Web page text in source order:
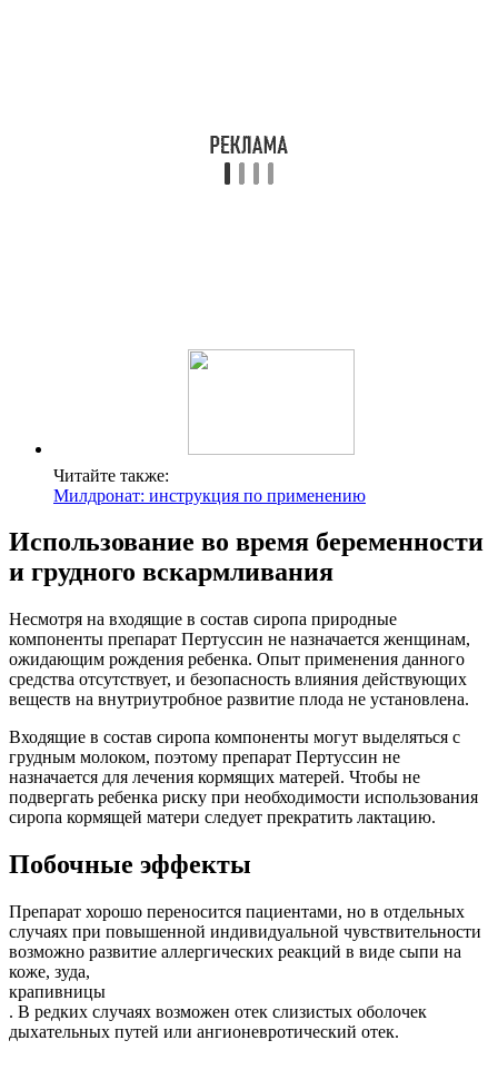
Читайте также:
Милдронат: инструкция по применению
Использование во время беременности
и грудного вскармливания
Несмотря на входящие в состав сиропа природные
компоненты препарат Пертуссин не назначается женщинам,
ожидающим рождения ребенка. Опыт применения данного
средства отсутствует, и безопасность влияния действующих
веществ на внутриутробное развитие плода не установлена.
Входящие в состав сиропа компоненты могут выделяться с
грудным молоком, поэтому препарат Пертуссин не
назначается для лечения кормящих матерей. Чтобы не
подвергать ребенка риску при необходимости использования
сиропа кормящей матери следует прекратить лактацию.
Побочные эффекты
Препарат хорошо переносится пациентами, но в отдельных
случаях при повышенной индивидуальной чувствительности
возможно развитие аллергических реакций в виде сыпи на
коже, зуда,
крапивницы
. В редких случаях возможен отек слизистых оболочек
дыхательных путей или ангионевротический отек.